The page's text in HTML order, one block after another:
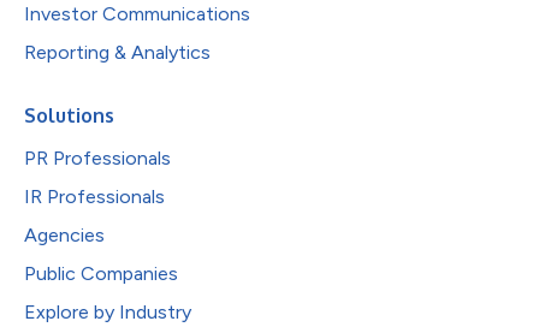
Investor Communications
Reporting & Analytics
Solutions
PR Professionals
IR Professionals
Agencies
Public Companies
Explore by Industry